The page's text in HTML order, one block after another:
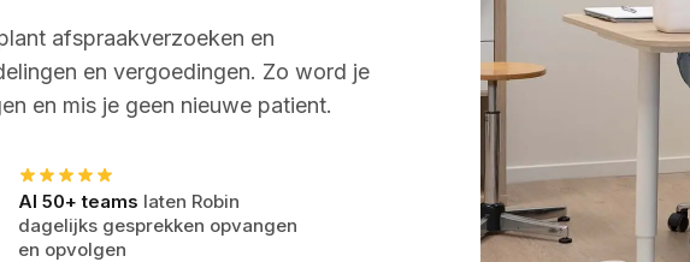
afspraakverzoeken en
en vergoedingen. Zo word je
en mis je geen nieuwe patient.
Bowling, Bison Bowling Maarssen, PHP Tandartsen, Circle Fit,
Al 50+ teams laten Robin
dagelijks gesprekken opvangen
en opvolgen